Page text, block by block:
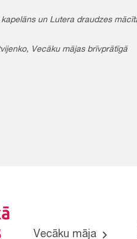
un Lutera draudzes
Vecāku mājas brīvprātīgā
Vecāku māja